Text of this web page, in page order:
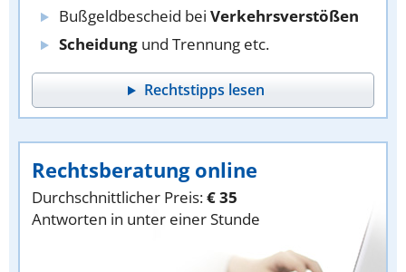
Bußgeldbescheid bei Verkehrsverstößen
Scheidung und Trennung etc.
Rechtstipps lesen
Rechtsberatung online
Durchschnittlicher Preis:€ 35
Antworten in unter einer Stunde